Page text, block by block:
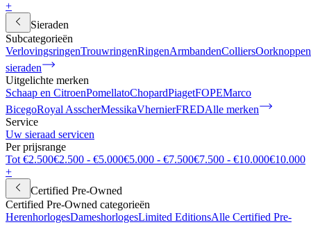
+
Sieraden
Subcategorieën
VerlovingsringenTrouwringenRingenArmbandenColliersOorknoppen
sieraden
Uitgelichte merken
Schaap en CitroenPomellatoChopardPiagetFOPEMarco
BicegoRoyal AsscherMessikaVhernierFREDAlle merken
Service
Uw sieraad servicen
Per prijsrange
Tot €2.500€2.500 - €5.000€5.000 - €7.500€7.500 - €10.000€10.000
+
Certified Pre-Owned
Certified Pre-Owned categorieën
HerenhorlogesDameshorlogesLimited EditionsAlle Certified Pre-